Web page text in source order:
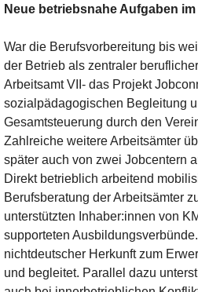
Neue betriebsnahe Aufgaben
War die Berufsvorbereitung bis
der Betrieb als zentraler
Arbeitsamt VII- das Projekt
sozialpädagogischen Begleitung
Gesamtsteuerung durch den
Zahlreiche weitere Arbeitsämter
später auch von zwei Jobcentern
Direkt betrieblich arbeitend
Berufsberatung der Arbeitsämter
unterstützten Inhaber:innen von
supporteten
nichtdeutscher Herkunft zum
und begleitet. Parallel dazu